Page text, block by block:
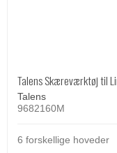
Talens Skæreværktøj til
Talens
9682160M
6 forskellige hoveder